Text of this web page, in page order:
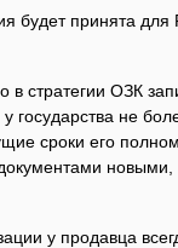
будет принята для
в стратегии ОЗК
государства не
сроки его
у продавца